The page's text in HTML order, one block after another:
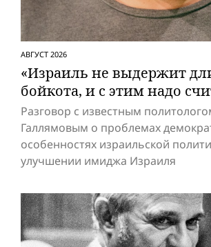
АВГУСТ 2026
«Израиль не выдержит
бойкота, и с этим надо
Разговор с известным
Галлямовым о проблемах
особенностях израильской
улучшении имиджа Израиля